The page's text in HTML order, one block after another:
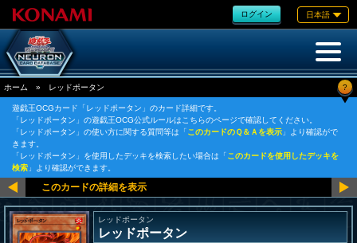
ログイン 日本語
ホーム » レッドポータン ?
遊戯王OCGカード「レッドポータン」のカード詳細です。
「レッドポータン」の遊戯王OCG公式ルールはこちらのページで確認してください。
「レッドポータン」の使い方に関する質問等は「このカードのＱ＆Ａを表示 」より確認がで
きます。
「レッドポータン」を使用したデッキを検索したい場合は「このカードを使用したデッキを
検索 」より確認ができます。
レッドポータン
レッドポータン